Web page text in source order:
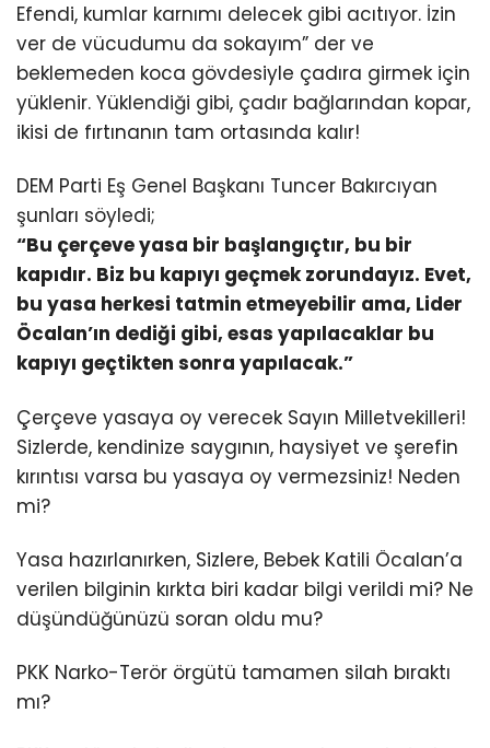
Efendi, kumlar karnımı delecek gibi acıtıyor. İzin
ver de vücudumu da sokayım” der ve
beklemeden koca gövdesiyle çadıra girmek için
yüklenir. Yüklendiği gibi, çadır bağlarından kopar,
ikisi de fırtınanın tam ortasında kalır!
DEM Parti Eş Genel Başkanı Tuncer Bakırcıyan
şunları söyledi;
“Bu çerçeve yasa bir başlangıçtır, bu bir
kapıdır. Biz bu kapıyı geçmek zorundayız. Evet,
bu yasa herkesi tatmin etmeyebilir ama, Lider
Öcalan’ın dediği gibi, esas yapılacaklar bu
kapıyı geçtikten sonra yapılacak.”
Çerçeve yasaya oy verecek Sayın Milletvekilleri!
Sizlerde, kendinize saygının, haysiyet ve şerefin
kırıntısı varsa bu yasaya oy vermezsiniz! Neden
mi?
Yasa hazırlanırken, Sizlere, Bebek Katili Öcalan’a
verilen bilginin kırkta biri kadar bilgi verildi mi? Ne
düşündüğünüzü soran oldu mu?
PKK Narko-Terör örgütü tamamen silah bıraktı
mı?